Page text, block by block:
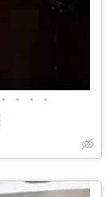
• • • •